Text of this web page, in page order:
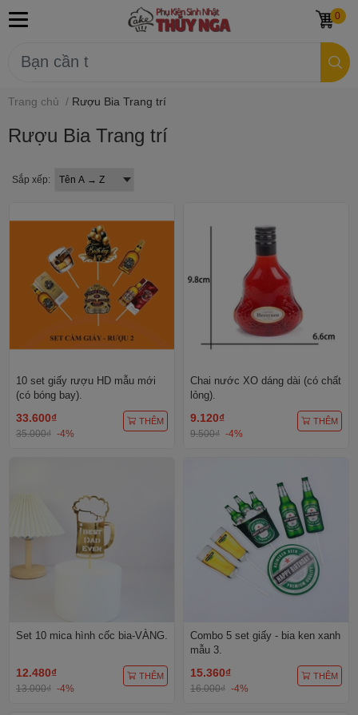
0
Trang chủ / Rượu Bia Trang trí
Rượu Bia Trang trí
Sắp xếp:
10 set giấy rượu HD mẫu mới
(có bóng bay).
33.600₫
35.000₫ -4%
THÊM
Chai nước XO dáng dài (có chất
lỏng).
9.120₫
9.500₫ -4%
THÊM
Set 10 mica hình cốc bia-VÀNG.
12.480₫
13.000₫ -4%
THÊM
Combo 5 set giấy - bia ken xanh
mẫu 3.
15.360₫
16.000₫ -4%
THÊM